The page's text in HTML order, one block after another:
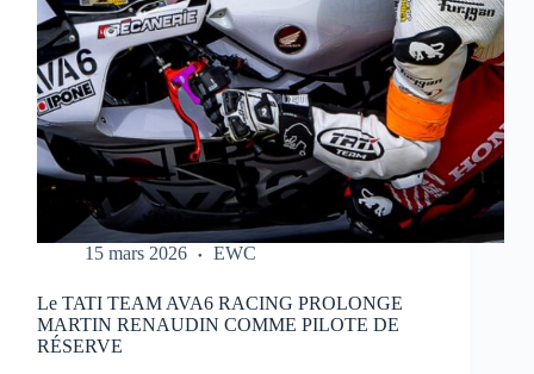
15 mars 2026 EWC
Le TATI TEAM AVA6 RACING PROLONGE
MARTIN RENAUDIN COMME PILOTE DE
RÉSERVE